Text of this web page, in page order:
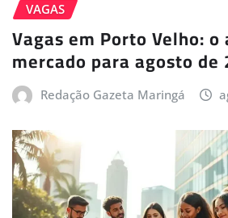
VAGAS
Vagas em Porto Velho:
mercado para agosto de
Redação Gazeta Maringá